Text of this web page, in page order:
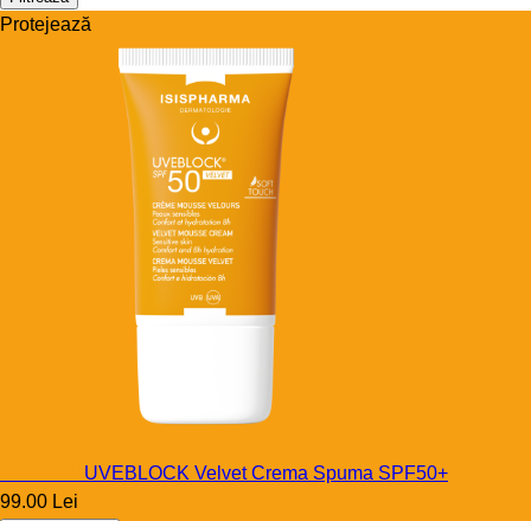
Protejează
UVEBLOCK Velvet Crema Spuma SPF50+
99.00 Lei